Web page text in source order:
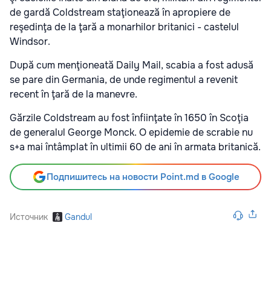
de gardă Coldstream staţionează în apropiere de
reşedinţa de la ţară a monarhilor britanici - castelul
Windsor.
După cum menţioneată Daily Mail, scabia a fost adusă
se pare din Germania, de unde regimentul a revenit
recent în ţară de la manevre.
Gărzile Coldstream au fost înfiinţate în 1650 în Scoţia
de generalul George Monck. O epidemie de scrabie nu
s+a mai întâmplat în ultimii 60 de ani în armata britanică.
Подпишитесь на новости Point.md в Google
Источник Gandul